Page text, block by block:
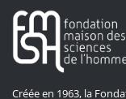
Créée en 1963, la